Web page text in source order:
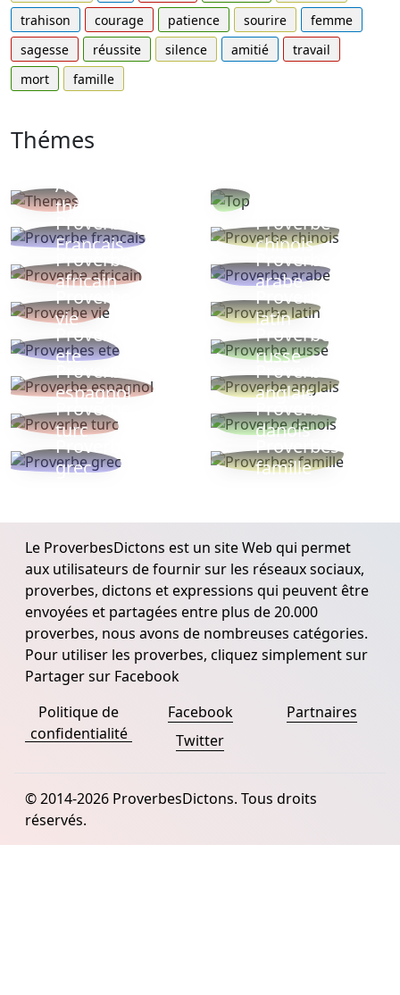
trahison
courage patience sourire
femme
sagesse
réussite silence amitié
travail
mort
famille
Thémes
Autres
thèmes
Proverbe
Français
Proverbe
chinois
Proverbe
africain
Proverbe
arabe
Proverbe
vie
Proverbe
latin
Proverbes
ete
Proverbe
russe
Proverbe
espagnol
Proverbe
anglais
Proverbe
turc
Proverbe
danois
Proverbe
grec
Proverbes
famille
Le ProverbesDictons est un site Web qui permet
aux utilisateurs de fournir sur les réseaux sociaux,
proverbes, dictons et expressions qui peuvent être
envoyées et partagées entre plus de 20.000
proverbes, nous avons de nombreuses catégories.
Pour utiliser les proverbes, cliquez simplement sur
Partager sur Facebook
Politique de
confidentialité
Facebook
Twitter
Partnaires
© 2014-2026 ProverbesDictons. Tous droits
réservés.